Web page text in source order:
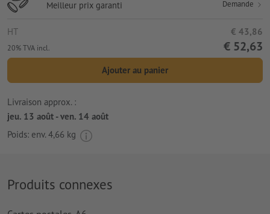
Meilleur prix garanti Demande
HT € 43,86
20% TVA incl. € 52,63
Ajouter au panier
Livraison approx. :
jeu. 13 août - ven. 14 août
Poids: env. 4,66 kg
Produits connexes